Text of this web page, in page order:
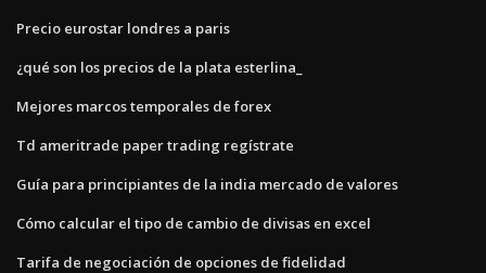
Precio eurostar londres a paris
¿qué son los precios de la plata esterlina_
Mejores marcos temporales de forex
Td ameritrade paper trading regístrate
Guía para principiantes de la india mercado de valores
Cómo calcular el tipo de cambio de divisas en excel
Tarifa de negociación de opciones de fidelidad